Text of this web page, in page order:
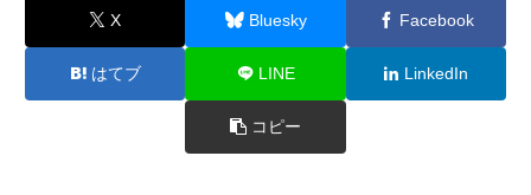
X Bluesky Facebook
はてブ LINE LinkedIn
コピー